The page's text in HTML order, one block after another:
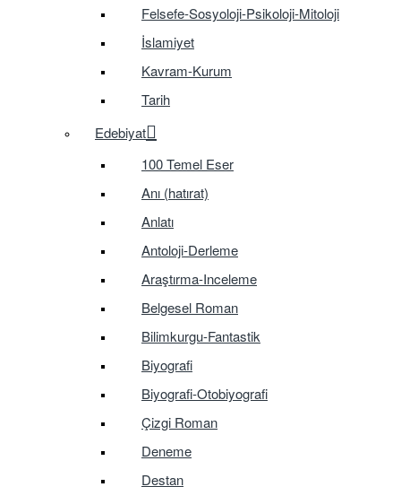
Felsefe-Sosyoloji-Psikoloji-Mitoloji
İslamiyet
Kavram-Kurum
Tarih
Edebiyat
100 Temel Eser
Anı (hatırat)
Anlatı
Antoloji-Derleme
Araştırma-Inceleme
Belgesel Roman
Bilimkurgu-Fantastik
Biyografi
Biyografi-Otobiyografi
Çizgi Roman
Deneme
Destan